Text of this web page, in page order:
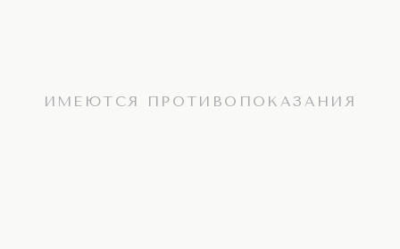
ИМЕЮТСЯ ПРОТИВОПОКАЗАНИЯ